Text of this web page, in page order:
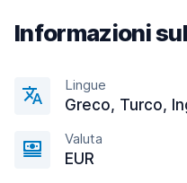
Informazioni
Lingue
Greco, Turco,
Valuta
EUR